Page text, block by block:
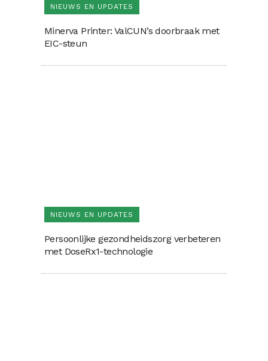
NIEUWS EN UPDATES
Minerva Printer: ValCUN’s doorbraak met
EIC-steun
NIEUWS EN UPDATES
Persoonlijke gezondheidszorg verbeteren
met DoseRx1-technologie